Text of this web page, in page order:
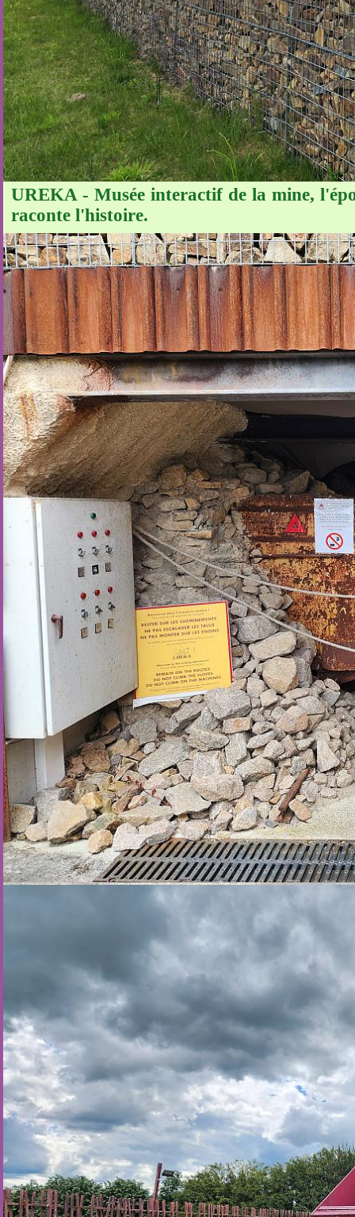
UREKA - Musée interactif de la mine,
raconte l'histoire.